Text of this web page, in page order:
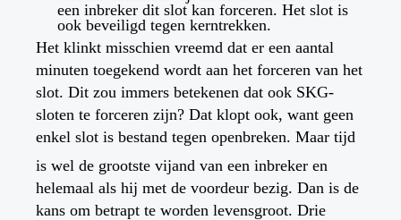
een inbreker dit slot kan forceren. Het slot is
ook beveiligd tegen kerntrekken.
Het klinkt misschien vreemd dat er een aantal
minuten toegekend wordt aan het forceren van het
slot. Dit zou immers betekenen dat ook SKG-
sloten te forceren zijn? Dat klopt ook, want geen
enkel slot is bestand tegen openbreken. Maar tijd
is wel de grootste vijand van een inbreker en
helemaal als hij met de voordeur bezig. Dan is de
kans om betrapt te worden levensgroot. Drie